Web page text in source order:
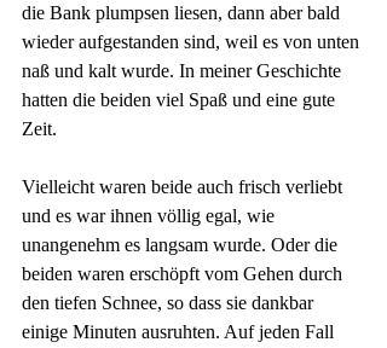
die Bank plumpsen liesen, dann aber bald
wieder aufgestanden sind, weil es von unten
naß und kalt wurde. In meiner Geschichte
hatten die beiden viel Spaß und eine gute
Zeit.
Vielleicht waren beide auch frisch verliebt
und es war ihnen völlig egal, wie
unangenehm es langsam wurde. Oder die
beiden waren erschöpft vom Gehen durch
den tiefen Schnee, so dass sie dankbar
einige Minuten ausruhten. Auf jeden Fall